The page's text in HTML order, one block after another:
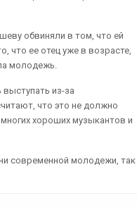
обвиняли в том, что ей
что ее отец уже в возрасте,
молодежь.
из-за
что это не должно
хороших музыкантов и
современной молодежи, так